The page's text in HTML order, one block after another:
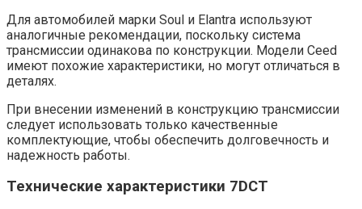
Для автомобилей марки Soul и Elantra используют
аналогичные рекомендации, поскольку система
трансмиссии одинакова по конструкции. Модели Ceed
имеют похожие характеристики, но могут отличаться в
деталях.
При внесении изменений в конструкцию трансмиссии
следует использовать только качественные
комплектующие, чтобы обеспечить долговечность и
надежность работы.
Технические характеристики 7DCT